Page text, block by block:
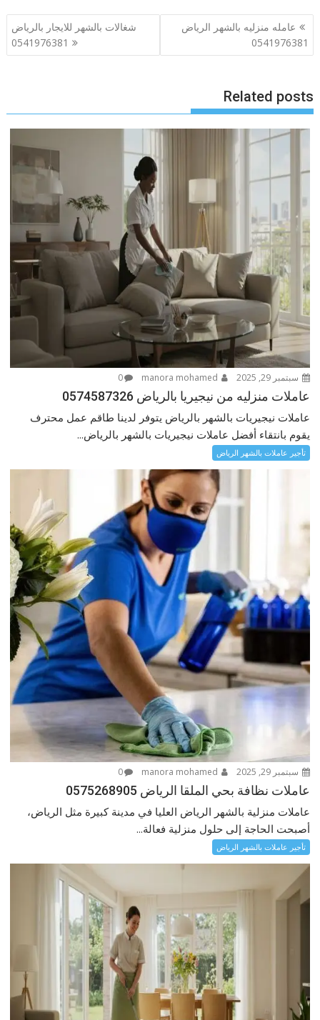
تصفّح
المقالات
عامله منزليه بالشهر الرياض
0541976381
شغالات بالشهر للايجار بالرياض
0541976381
Related posts
سبتمبر 29, 2025 0
عاملات منزليه من نيجيريا بالرياض 0574587326
عاملات نيجيريات بالشهر بالرياض يتوفر لدينا طاقم عمل محترف
يقوم بانتقاء أفضل عاملات نيجيريات بالشهر بالرياض...
تأجير عاملات بالشهر الرياض
سبتمبر 29, 2025 0
عاملات نظافة بحي الملقا الرياض 0575268905
عاملات منزلية بالشهر الرياض العليا في مدينة كبيرة مثل الرياض،
أصبحت الحاجة إلى حلول منزلية فعالة...
تأجير عاملات بالشهر الرياض